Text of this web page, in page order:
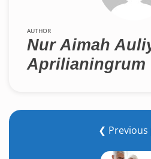
AUTHOR
Nur Aimah
Aprilianingrum
❮ Previous